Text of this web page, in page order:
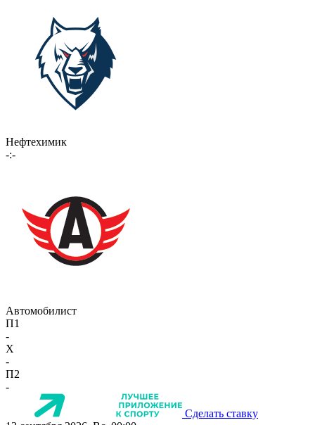
Нефтехимик
-:-
Автомобилист
П1
-
X
-
П2
-
Сделать ставку